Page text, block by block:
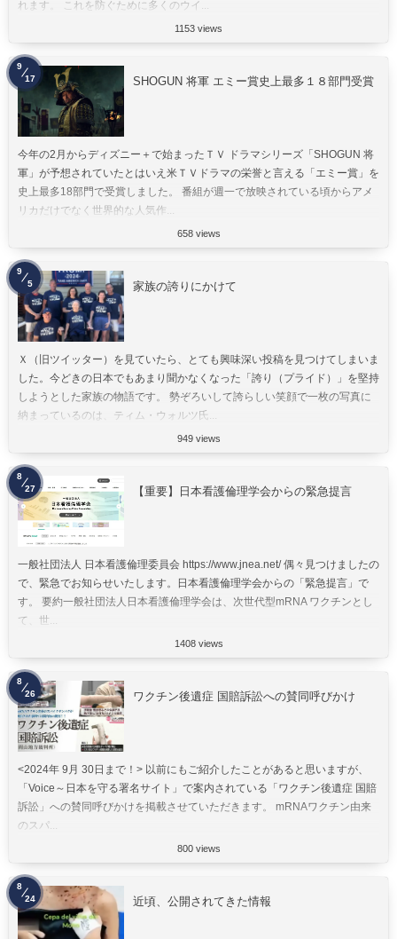
れます。 これを防ぐために多くのウイ...
1153 views
SHOGUN 将軍 エミー賞史上最多１８部門受賞
今年の2月からディズニー＋で始まったＴＶ ドラマシリーズ「SHOGUN 将
軍」が予想されていたとはいえ米ＴＶドラマの栄誉と言える「エミー賞」を
史上最多18部門で受賞しました。 番組が週一で放映されている頃からアメ
リカだけでなく世界的な人気作...
658 views
9
17
家族の誇りにかけて
Ｘ（旧ツイッター）を見ていたら、とても興味深い投稿を見つけてしまいま
した。今どきの日本でもあまり聞かなくなった「誇り（プライド）」を堅持
しようとした家族の物語です。 勢ぞろいして誇らしい笑顔で一枚の写真に
納まっているのは、ティム・ウォルツ氏...
949 views
9
5
【重要】日本看護倫理学会からの緊急提言
一般社団法人 日本看護倫理委員会 https://www.jnea.net/ 偶々見つけましたの
で、緊急でお知らせいたします。日本看護倫理学会からの「緊急提言」で
す。 要約一般社団法人日本看護倫理学会は、次世代型mRNA ワクチンとし
て、世...
1408 views
8
27
ワクチン後遺症 国賠訴訟への賛同呼びかけ
<2024年 9月 30日まで！> 以前にもご紹介したことがあると思いますが、
「Voice～日本を守る署名サイト」で案内されている「ワクチン後遺症 国賠
訴訟」への賛同呼びかけを掲載させていただきます。 mRNAワクチン由来
のスパ...
800 views
8
26
近頃、公開されてきた情報
8
24